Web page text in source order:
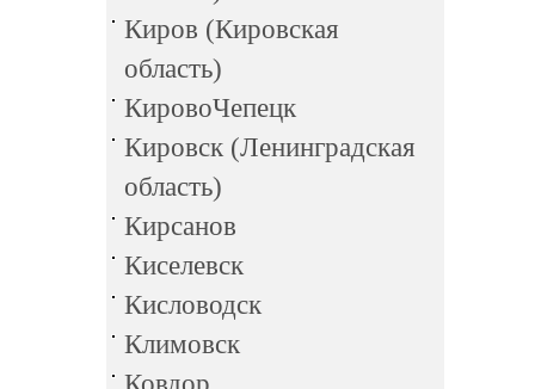
Киров (Кировская
область)
КировоЧепецк
Кировск (Ленинградская
область)
Кирсанов
Киселевск
Кисловодск
Климовск